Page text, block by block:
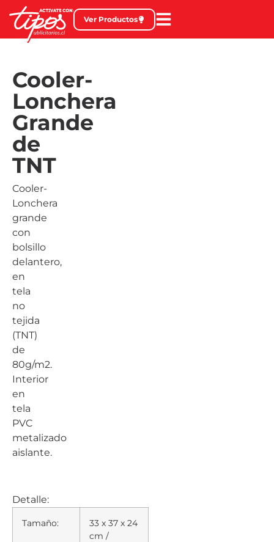
Ver Productos
Cooler-
Lonchera
Grande
de
TNT
Cooler-
Lonchera
grande
con
bolsillo
delantero,
en
tela
no
tejida
(TNT)
de
80g/m2.
Interior
en
tela
PVC
metalizado
aislante.
Detalle:
Tamaño:
33 x 37 x 24
cm /